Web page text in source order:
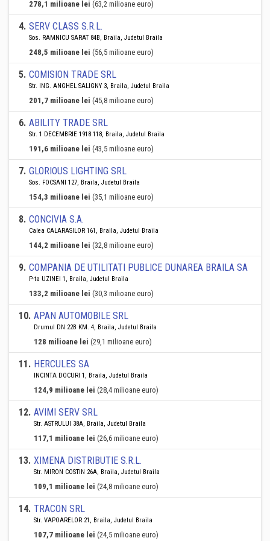
278,1 milioane lei (63,2 milioane euro)
4. SERV CLASS S.R.L.
Sos. RAMNICU SARAT 84B, Braila, Judetul Braila
248,5 milioane lei (56,5 milioane euro)
5. COMISION TRADE SRL
Str. ING. ANGHEL SALIGNY 3, Braila, Judetul Braila
201,7 milioane lei (45,8 milioane euro)
6. ABILITY TRADE SRL
Str. 1 DECEMBRIE 1918 118, Braila, Judetul Braila
191,6 milioane lei (43,5 milioane euro)
7. GLORIOUS LIGHTING SRL
Sos. FOCSANI 127, Braila, Judetul Braila
154,3 milioane lei (35,1 milioane euro)
8. CONCIVIA S.A.
Calea CALARASILOR 161, Braila, Judetul Braila
144,2 milioane lei (32,8 milioane euro)
9. COMPANIA DE UTILITATI PUBLICE DUNAREA BRAILA SA
P-ta UZINEI 1, Braila, Judetul Braila
133,2 milioane lei (30,3 milioane euro)
10. APAN AUTOMOBILE SRL
Drumul DN 22B KM. 4, Braila, Judetul Braila
128 milioane lei (29,1 milioane euro)
11. HERCULES SA
INCINTA DOCURI 1, Braila, Judetul Braila
124,9 milioane lei (28,4 milioane euro)
12. AVIMI SERV SRL
Str. ASTRULUI 38A, Braila, Judetul Braila
117,1 milioane lei (26,6 milioane euro)
13. XIMENA DISTRIBUTIE S.R.L.
Str. MIRON COSTIN 26A, Braila, Judetul Braila
109,1 milioane lei (24,8 milioane euro)
14. TRACON SRL
Str. VAPOARELOR 21, Braila, Judetul Braila
107,7 milioane lei (24,5 milioane euro)